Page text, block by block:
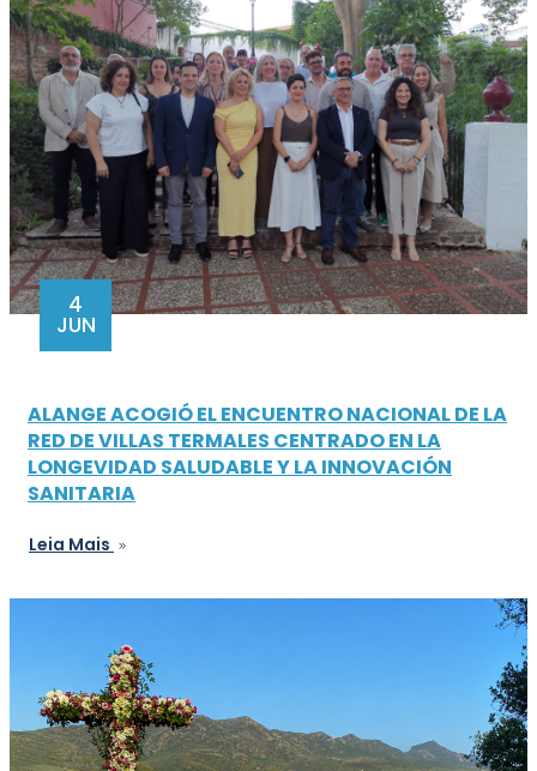
4
JUN
ALANGE ACOGIÓ EL ENCUENTRO NACIONAL DE LA
RED DE VILLAS TERMALES CENTRADO EN LA
LONGEVIDAD SALUDABLE Y LA INNOVACIÓN
SANITARIA
Leia Mais